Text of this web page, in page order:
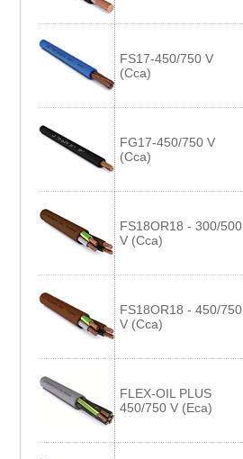
FS17-450/750 V
(Cca)
FG17-450/750 V
(Cca)
FS18OR18 - 300/500
V (Cca)
FS18OR18 - 450/750
V (Cca)
FLEX-OIL PLUS
450/750 V (Eca)